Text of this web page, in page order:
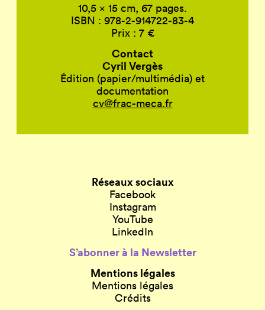
10,5 x 15 cm, 67 pages.
ISBN : 978-2-914722-83-4
Prix : 7 €
Contact
Cyril Vergès
Édition (papier/multimédia) et
documentation
cv@frac-meca.fr
Réseaux sociaux
Facebook
Instagram
YouTube
LinkedIn
S’abonner à la Newsletter
Mentions légales
Mentions légales
Crédits